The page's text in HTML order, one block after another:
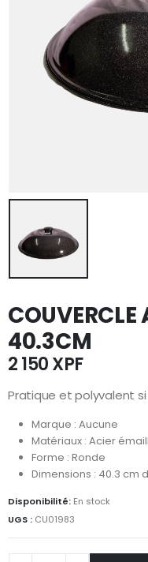
40.3CM
2 150XPF
Pratique et polyvalent
Marque : Aucune
Matériaux : Acier
Forme : Ronde
Dimensions : 40.3 cm
Disponibilité: En stock
UGS : CU01983